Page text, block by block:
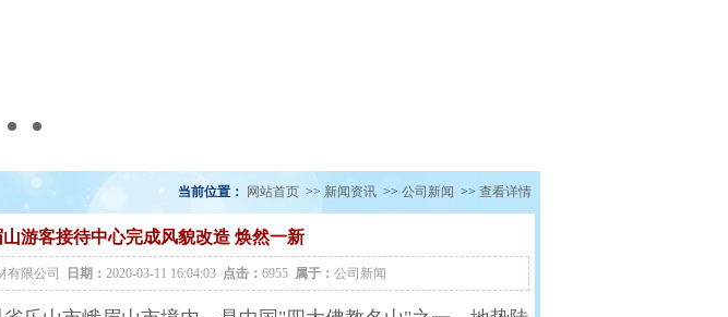
当前位置： 网站首页 >> 新闻资讯 >> 公司新闻 >> 查看详情
游客接待中心完成风貌改造 焕然一新
有限公司 日期： 2020-03-11 16:04:03 点击： 6955 属于： 公司新闻